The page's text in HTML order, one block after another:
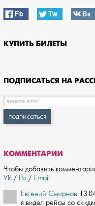
Fb Tw Вк
КУПИТЬ БИЛЕТЫ
ПОДПИСАТЬСЯ НА
КОММЕНТАРИИ
Чтобы добавить
Vk / Fb / Email
Евгений Смирнов
я видел рейсы со